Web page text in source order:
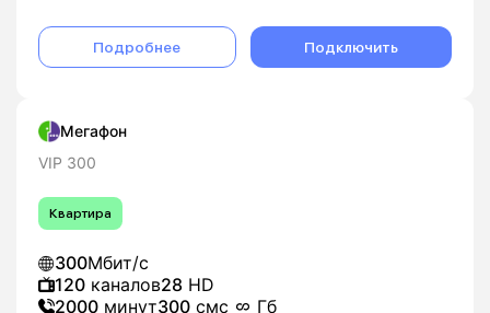
Подробнее Подключить
Мегафон
VIP 300
Квартира
300Мбит/с
120 каналов28 HD
2000 минут300 смс Гб